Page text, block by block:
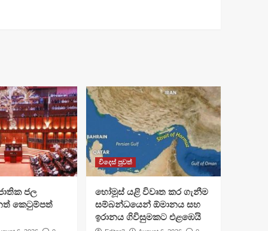
ජල
කෙටුම්පත්
විදෙස් පුවත්
හෝමූස් යළි විවෘත කර ගැනීම
සම්බන්ධයෙන් ඕමානය සහ
ඉරානය ගිවිසුමකට එළඹෙයි